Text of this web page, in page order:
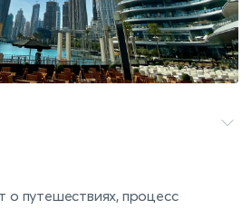
о путешествиях, процесс